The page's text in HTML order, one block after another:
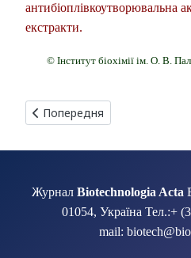
антибіоплівкоутворювальна
екстракти.
© Інститут біохімії ім. О. В.
Попередня стаття:
Попередня
Журнал Biotechnologia Acta
01054, Україна Тел.:+
mail: